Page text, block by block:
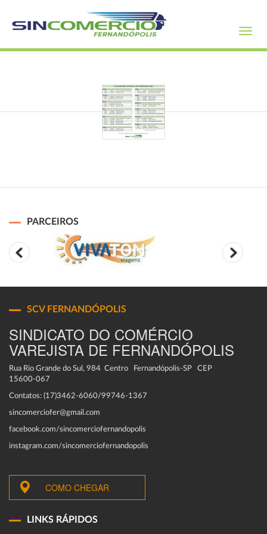
PARCEIROS
SCV FERNANDÓPOLIS
SINDICATO DO COMÉRCIO
VAREJISTA DE FERNANDÓPOLIS
Rua Rio Grande do Sul, 984 Centro Fernandópolis-SP CEP
15600-067
Contatos: (17)3462-6060/99746-1367
sincomerciofer@gmail.com
facebook.com/sincomerciofernandopolis
instagram.com/sincomerciofernandopolis
COMO CHEGAR
LINKS RÁPIDOS